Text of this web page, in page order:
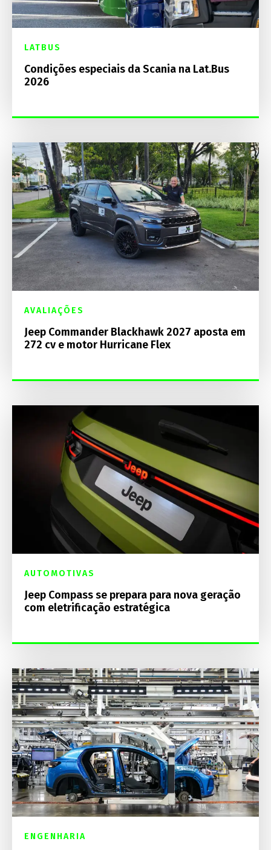
LATBUS
Condições especiais da Scania na Lat.Bus
2026
AVALIAÇÕES
Jeep Commander Blackhawk 2027 aposta em
272 cv e motor Hurricane Flex
AUTOMOTIVAS
Jeep Compass se prepara para nova geração
com eletrificação estratégica
ENGENHARIA